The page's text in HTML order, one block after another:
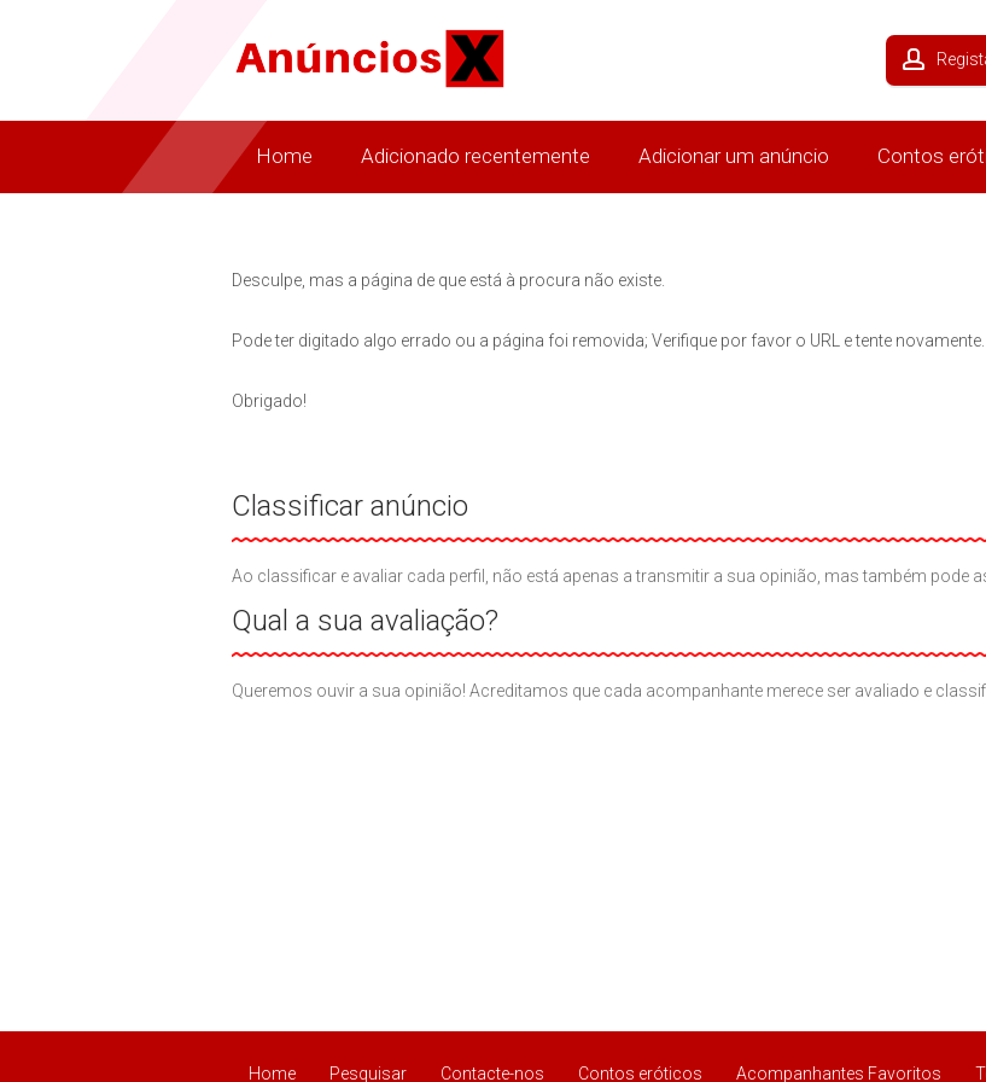
Home Adicionado recentemente Adicionar um anúncio Contos
Desculpe, mas a página de que está à procura não existe.
Pode ter digitado algo errado ou a página foi removida; Verifique por favor o URL e tente novamente.
Obrigado!
Classificar anúncio
Ao classificar e avaliar cada perfil, não está apenas a transmitir a sua opinião, mas também pode
Qual a sua avaliação?
Queremos ouvir a sua opinião! Acreditamos que cada acompanhante merece ser avaliado e
Home Pesquisar Contacte-nos Contos eróticos Acompanhantes Favoritos